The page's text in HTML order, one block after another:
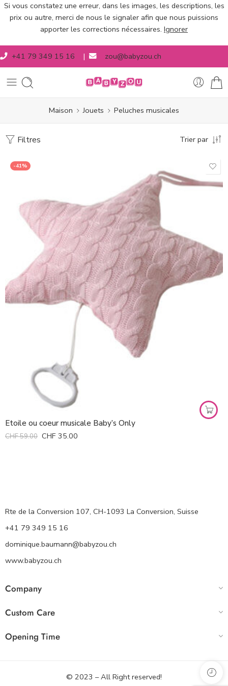
Si vous constatez une erreur, dans les images, les descriptions, les
prix ou autre, merci de nous le signaler afin que nous puissions
apporter les corrections nécessaires. Ignorer
+41 79 349 15 16 | zou@babyzou.ch
Maison Jouets Peluches musicales
Filtres Trier par
-41%
Etoile ou coeur musicale Baby’s Only
CHF59.00 CHF 35.00
Rte de la Conversion 107, CH-1093 La Conversion, Suisse
+41 79 349 15 16
dominique.baumann@babyzou.ch
www.babyzou.ch
Company
Custom Care
Opening Time
© 2023 – All Right reserved!